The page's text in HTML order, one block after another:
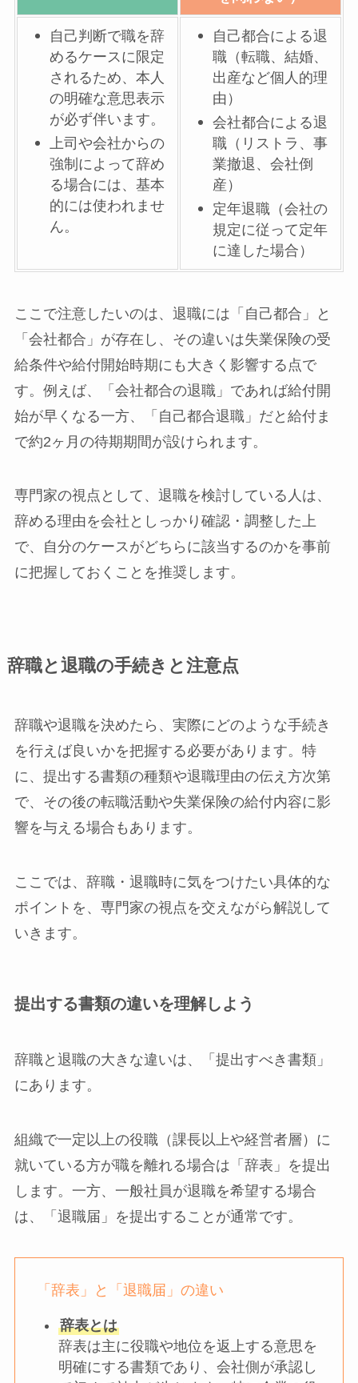
自己判断で職を辞
めるケースに限定
されるため、本人
の明確な意思表示
が必ず伴います。
上司や会社からの
強制によって辞め
る場合には、基本
的には使われませ
ん。
自己都合による退
職（転職、結婚、
出産など個人的理
由）
会社都合による退
職（リストラ、事
業撤退、会社倒
産）
定年退職（会社の
規定に従って定年
に達した場合）
ここで注意したいのは、退職には「自己都合」と
「会社都合」が存在し、その違いは失業保険の受
給条件や給付開始時期にも大きく影響する点で
す。例えば、「会社都合の退職」であれば給付開
始が早くなる一方、「自己都合退職」だと給付ま
で約2ヶ月の待期期間が設けられます。
専門家の視点として、退職を検討している人は、
辞める理由を会社としっかり確認・調整した上
で、自分のケースがどちらに該当するのかを事前
に把握しておくことを推奨します。
辞職と退職の手続きと注意点
辞職や退職を決めたら、実際にどのような手続き
を行えば良いかを把握する必要があります。特
に、提出する書類の種類や退職理由の伝え方次第
で、その後の転職活動や失業保険の給付内容に影
響を与える場合もあります。
ここでは、辞職・退職時に気をつけたい具体的な
ポイントを、専門家の視点を交えながら解説して
いきます。
提出する書類の違いを理解しよう
辞職と退職の大きな違いは、「提出すべき書類」
にあります。
組織で一定以上の役職（課長以上や経営者層）に
就いている方が職を離れる場合は「辞表」を提出
します。一方、一般社員が退職を希望する場合
は、「退職届」を提出することが通常です。
「辞表」と「退職届」の違い
辞表とは
辞表は主に役職や地位を返上する意思を
明確にする書類であり、会社側が承認し